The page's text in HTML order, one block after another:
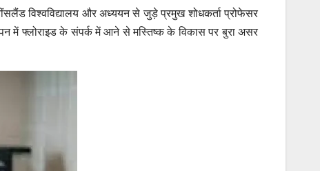
विश्वविद्यालय और अध्ययन से जुड़े प्रमुख शोधकर्ता प्रोफेसर
में फ्लोराइड के संपर्क में आने से मस्तिष्क के विकास पर बुरा असर